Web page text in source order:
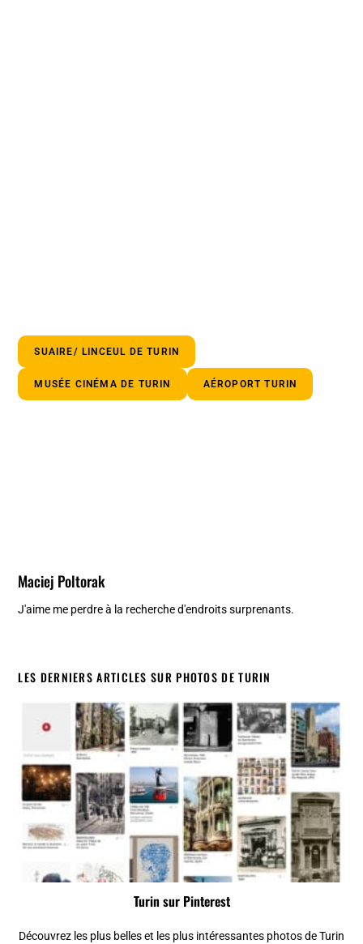
SUAIRE/ LINCEUL DE TURIN
MUSÉE CINÉMA DE TURIN AÉROPORT TURIN
Maciej Poltorak
J'aime me perdre à la recherche d'endroits surprenants.
LES DERNIERS ARTICLES SUR PHOTOS DE TURIN
Turin sur Pinterest
Découvrez les plus belles et les plus intéressantes photos de Turin